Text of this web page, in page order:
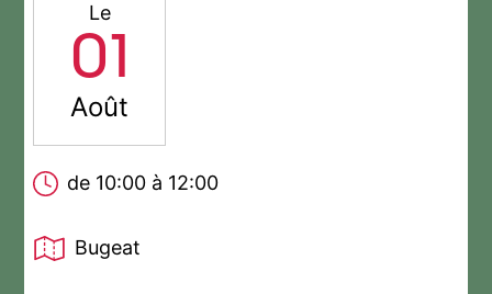
Le
01
Août
de 10:00 à 12:00
Bugeat